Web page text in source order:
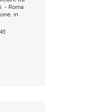
- Roma
in